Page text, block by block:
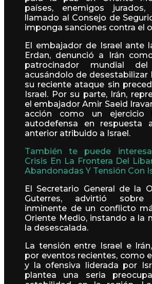
países, enemigos
llamado al Consejo de
imponga sanciones contra el
El embajador de Israel ante
Erdan, denunció a Irán
patrocinador mundial del
acusándolo de desestabilizar
su reciente ataque sin
Israel. Por su parte, Irán,
el embajador Amir Saeid
acción como un ejercicio
autodefensa en respuesta
anterior atribuido a Israel.
También te puede
Crisis En La Frontera Del
Abandonadas Y Tensión Con
El Secretario General de la
Guterres, advirtió
inminente de un conflicto
Oriente Medio, instando a la
la desescalada.
La tensión entre Israel e
por eventos recientes, como
y la ofensiva liderada por
plantea una seria